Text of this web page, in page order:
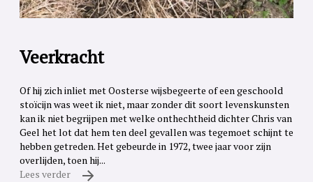
Veerkracht
Of hij zich inliet met Oosterse wijsbegeerte of een geschoold
stoïcijn was weet ik niet, maar zonder dit soort levenskunsten
kan ik niet begrijpen met welke onthechtheid dichter Chris van
Geel het lot dat hem ten deel gevallen was tegemoet schijnt te
hebben getreden. Het gebeurde in 1972, twee jaar voor zijn
overlijden, toen hij...
Lees verder